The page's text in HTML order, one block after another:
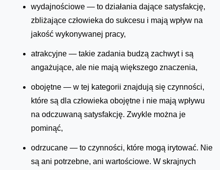
wydajnościowe — to działania dające satysfakcję,
zbliżające człowieka do sukcesu i mają wpływ na
jakość wykonywanej pracy,
atrakcyjne — takie zadania budzą zachwyt i są
angażujące, ale nie mają większego znaczenia,
obojętne — w tej kategorii znajdują się czynności,
które są dla człowieka obojętne i nie mają wpływu
na odczuwaną satysfakcję. Zwykle można je
pominąć,
odrzucane — to czynności, które mogą irytować. Nie
są ani potrzebne, ani wartościowe. W skrajnych